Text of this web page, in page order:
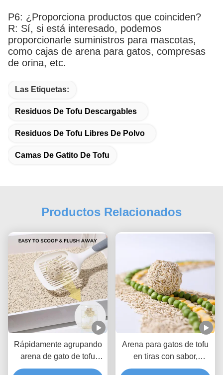
P6: ¿Proporciona productos que coinciden?
R: Sí, si está interesado, podemos
proporcionarle suministros para mascotas,
como cajas de arena para gatos, compresas
de orina, etc.
Las Etiquetas:
Residuos De Tofu Descargables
Residuos De Tofu Libres De Polvo
Camas De Gatito De Tofu
Productos Relacionados
Rápidamente agrupando
arena de gato de tofu
profundamente
Arena para gatos de tofu
en tiras con sabor,
absorción súper rápida y